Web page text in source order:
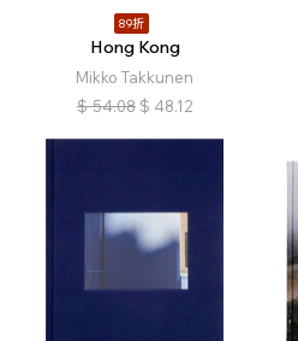
89折
Hong Kong
Mikko Takkunen
$ 54.08 $ 48.12